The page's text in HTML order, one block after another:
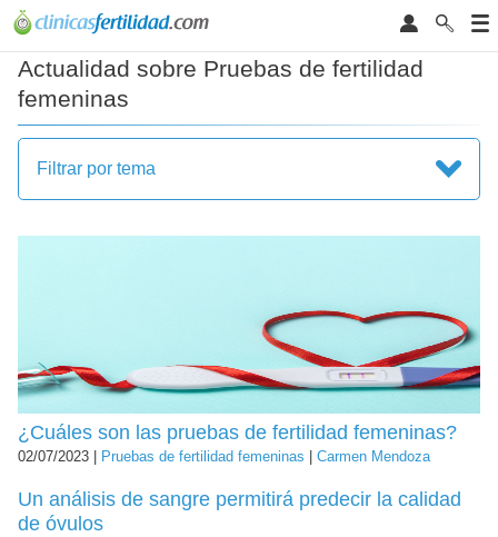
Actualidad sobre Pruebas de fertilidad
femeninas
Filtrar por tema
¿Cuáles son las pruebas de fertilidad femeninas?
02/07/2023 | Pruebas de fertilidad femeninas Carmen Mendoza
Un análisis de sangre permitirá predecir la calidad
de óvulos